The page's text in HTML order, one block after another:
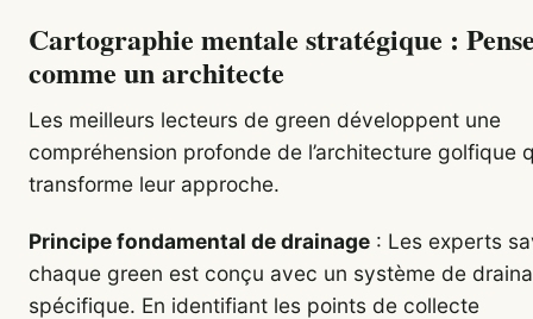
Cartographie mentale stratégique :
comme un architecte
Les meilleurs lecteurs de green développent une
compréhension profonde de l’architecture golfique
transforme leur approche.
Principe fondamental de drainage : Les experts
chaque green est conçu avec un système de
spécifique. En identifiant les points de collecte